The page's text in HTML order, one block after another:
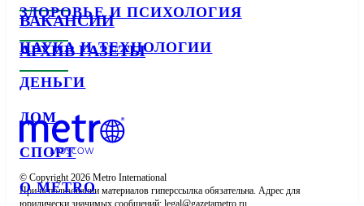
ЗДОРОВЬЕ И ПСИХОЛОГИЯ
НАУКА И ТЕХНОЛОГИИ
ДЕНЬГИ
ДОМ
СПОРТ
О METRO
ВАКАНСИИ
АРХИВ ГАЗЕТЫ
© Copyright 2026 Metro International
При использовании материалов гиперссылка обязательна. Адрес для
юридически значимых сообщений: